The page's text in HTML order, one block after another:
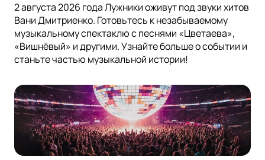
2 августа 2026 года Лужники оживут под звуки хитов
Вани Дмитриенко. Готовьтесь к незабываемому
музыкальному спектаклю с песнями «Цветаева»,
«Вишнёвый» и другими. Узнайте больше о событии и
станьте частью музыкальной истории!